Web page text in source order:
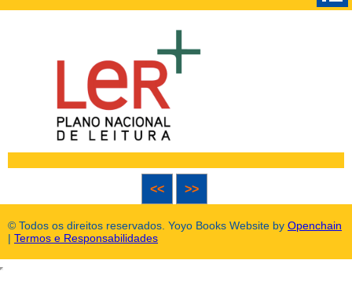
<< >>
© Todos os direitos reservados. Yoyo Books Website by Openchain
| Termos e Responsabilidades